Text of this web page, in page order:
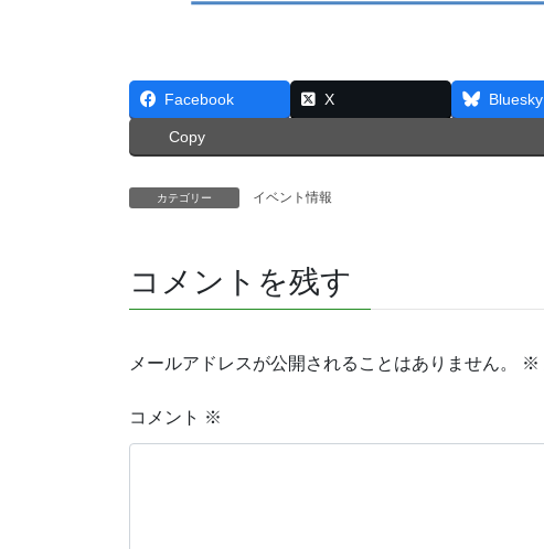
Facebook X Bluesky
Copy
カテゴリー イベント情報
コメントを残す
メールアドレスが公開されることはありません。 ※
コメント ※